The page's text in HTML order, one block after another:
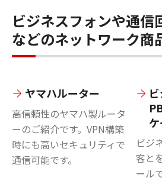
ビジネスフォンや通信
などのネットワーク商
ヤマハルーター
高信頼性のヤマハ製ルータ
ーのご紹介です。VPN構築
時にも高いセキュリティで
通信可能です。
ケ
ビジ
客と
ール